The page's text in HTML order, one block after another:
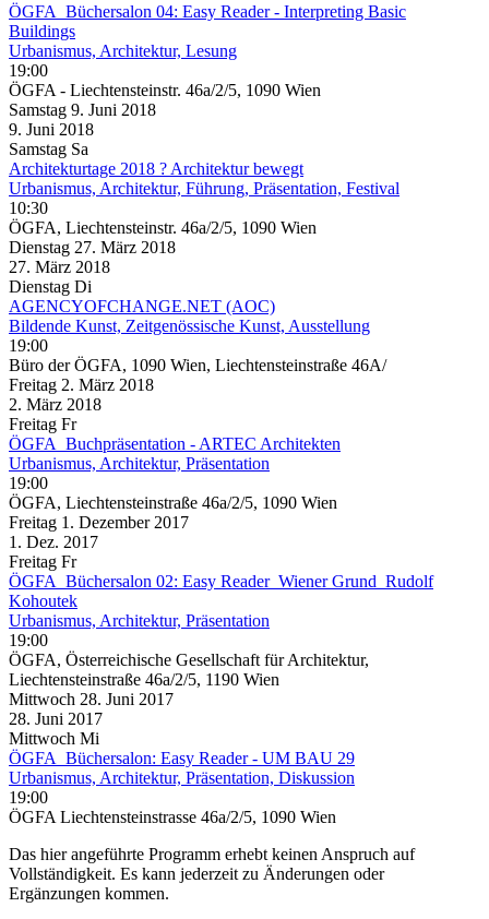
ÖGFA_Büchersalon 04: Easy Reader - Interpreting Basic
Buildings
Urbanismus, Architektur, Lesung
19:00
ÖGFA - Liechtensteinstr. 46a/2/5, 1090 Wien
Samstag 9. Juni 2018
9. Juni 2018
Samstag Sa
Architekturtage 2018 ? Architektur bewegt
Urbanismus, Architektur, Führung, Präsentation, Festival
10:30
ÖGFA, Liechtensteinstr. 46a/2/5, 1090 Wien
Dienstag 27. März 2018
27. März 2018
Dienstag Di
AGENCYOFCHANGE.NET (AOC)
Bildende Kunst, Zeitgenössische Kunst, Ausstellung
19:00
Büro der ÖGFA, 1090 Wien, Liechtensteinstraße 46A/
Freitag 2. März 2018
2. März 2018
Freitag Fr
ÖGFA_Buchpräsentation - ARTEC Architekten
Urbanismus, Architektur, Präsentation
19:00
ÖGFA, Liechtensteinstraße 46a/2/5, 1090 Wien
Freitag 1. Dezember 2017
1. Dez. 2017
Freitag Fr
ÖGFA_Büchersalon 02: Easy Reader_Wiener Grund_Rudolf
Kohoutek
Urbanismus, Architektur, Präsentation
19:00
ÖGFA, Österreichische Gesellschaft für Architektur,
Liechtensteinstraße 46a/2/5, 1190 Wien
Mittwoch 28. Juni 2017
28. Juni 2017
Mittwoch Mi
ÖGFA_Büchersalon: Easy Reader - UM BAU 29
Urbanismus, Architektur, Präsentation, Diskussion
19:00
ÖGFA Liechtensteinstrasse 46a/2/5, 1090 Wien
Das hier angeführte Programm erhebt keinen Anspruch auf
Vollständigkeit. Es kann jederzeit zu Änderungen oder
Ergänzungen kommen.